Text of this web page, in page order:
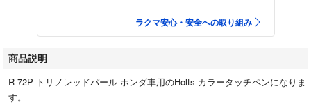
ラクマ安心・安全への取り組み
商品説明
R-72P トリノレッドパール ホンダ車用のHolts カラータッチペンになりま
す。